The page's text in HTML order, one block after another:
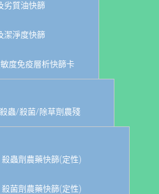
劣質油快篩
潔淨度快篩
敏度免疫層析快篩卡
殺蟲/殺菌/除草劑農殘
殺蟲劑農藥快篩(定性)
殺菌劑農藥快篩(定性)